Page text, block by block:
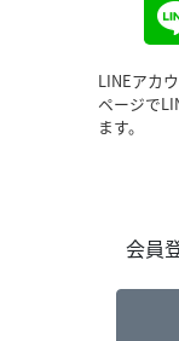
LINEアカ
ページで
ます。
会員